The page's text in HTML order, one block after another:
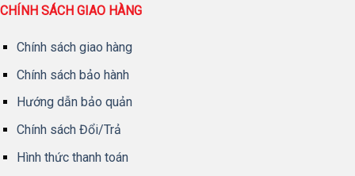
CHÍNH SÁCH GIAO HÀNG
Chính sách giao hàng
Chính sách bảo hành
Hướng dẫn bảo quản
Chính sách Đổi/Trả
Hình thức thanh toán